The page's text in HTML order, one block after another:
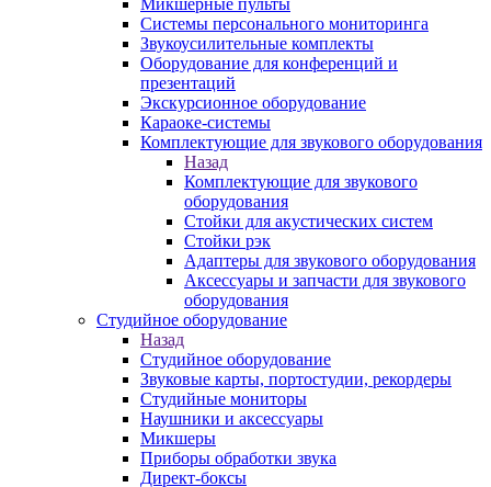
Микшерные пульты
Системы персонального мониторинга
Звукоусилительные комплекты
Оборудование для конференций и
презентаций
Экскурсионное оборудование
Караоке-системы
Комплектующие для звукового оборудования
Назад
Комплектующие для звукового
оборудования
Стойки для акустических систем
Стойки рэк
Адаптеры для звукового оборудования
Аксессуары и запчасти для звукового
оборудования
Студийное оборудование
Назад
Студийное оборудование
Звуковые карты, портостудии, рекордеры
Студийные мониторы
Наушники и аксессуары
Микшеры
Приборы обработки звука
Директ-боксы